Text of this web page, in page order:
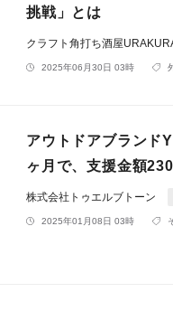
挑戦」とは
クラフト角打ち酒屋
2025年06月30日 03時
アウトドアブランド
ヶ月で、支援金額
株式会社トゥエルブトーン
2025年01月08日 03時